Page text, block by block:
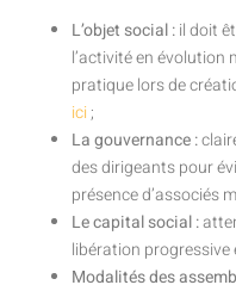
L’objet social :il doit
l’activité en évolution
pratique lors de
ici;
La gouvernance :
des dirigeants pour
présence d’associés
Le capital social :
libération progressive
Modalités des